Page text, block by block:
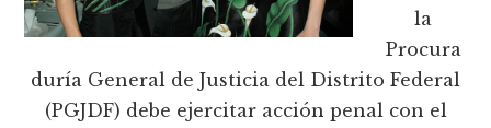
la
Procura
duría General de Justicia del Distrito Federal
(PGJDF) debe ejercitar acción penal con el